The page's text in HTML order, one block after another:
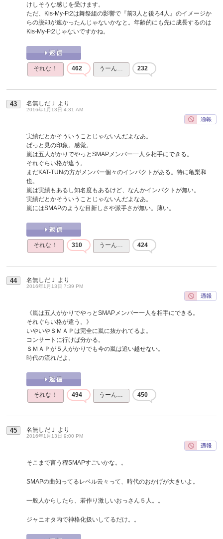
けしそうな感じを受けます。
ただ、Kis-My-Ft2は舞祭組の影響で『前3人と後ろ4人』のイメージか
らの脱却が速かったんじゃないかなと。年齢的にも先に成長するのは
Kis-My-Ft2じゃないですかね。
それな！ 462 うーん… 232
43 名無しだＪ より
2016年1月13日 4:31 AM
実績だとかそういうことじゃないんだよなあ。
ぱっと見の印象。感覚。
嵐は五人がかりでやっとSMAPメンバー一人を相手にできる。
それぐらい格が違う。
まだKAT-TUNの方がメンバー個々のインパクトがある。特に亀梨和
也。
嵐は実績もあるし知名度もあるけど、なんかインパクトが無い。
実績だとかそういうことじゃないんだよなあ。
嵐にはSMAPのような目新しさや派手さが無い。薄い。
それな！ 310 うーん… 424
44 名無しだＪ より
2016年1月13日 7:39 PM
《嵐は五人がかりでやっとSMAPメンバー一人を相手にできる。
それぐらい格が違う。》
いやいやＳＭＡＰは完全に嵐に抜かれてるよ。
コンサートに行けば分かる。
ＳＭＡＰが５人がかりでも今の嵐は追い越せない。
時代の流れだよ。
それな！ 494 うーん… 450
45 名無しだＪ より
2016年1月13日 9:00 PM
そこまで言う程SMAPすごいかな。。
SMAPの曲知ってるレベル云々って、時代のおかげが大きいよ。
一般人からしたら、若作り激しいおっさん５人。。
ジャニオタ内で神格化扱いしてるだけ。。